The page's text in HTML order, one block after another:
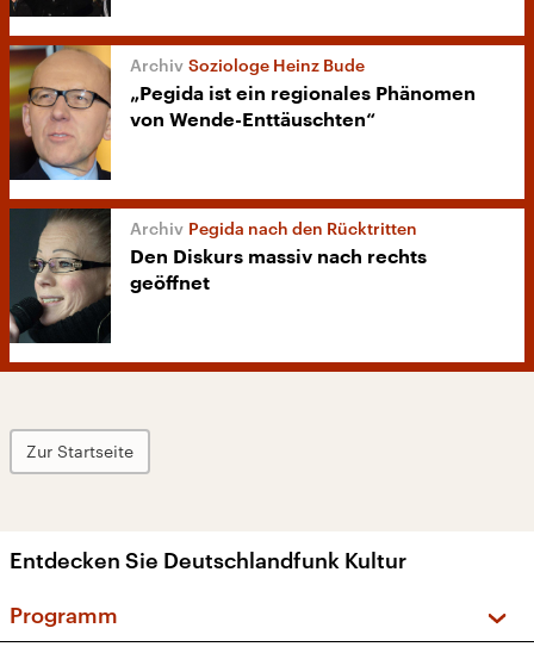
Soziologe Heinz Bude
„Pegida ist ein regionales Phänomen
von Wende-Enttäuschten“
Pegida nach den Rücktritten
Den Diskurs massiv nach rechts
geöffnet
Zur Startseite
Entdecken Sie Deutschlandfunk Kultur
Programm